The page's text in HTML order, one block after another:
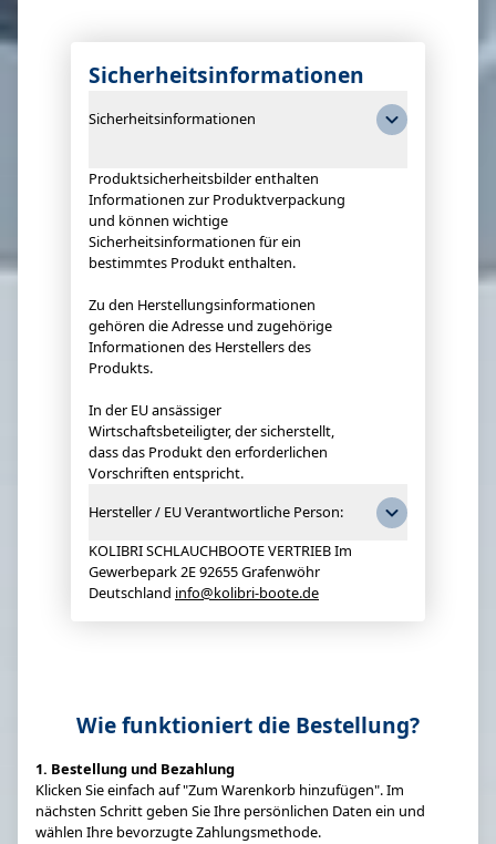
Sicherheitsinformationen
Sicherheitsinformationen
Produktsicherheitsbilder enthalten
Informationen zur Produktverpackung
und können wichtige
Sicherheitsinformationen für ein
bestimmtes Produkt enthalten.
Zu den Herstellungsinformationen
gehören die Adresse und zugehörige
Informationen des Herstellers des
Produkts.
In der EU ansässiger
Wirtschaftsbeteiligter, der sicherstellt,
dass das Produkt den erforderlichen
Vorschriften entspricht.
Hersteller / EU Verantwortliche Person:
KOLIBRI SCHLAUCHBOOTE VERTRIEB Im
Gewerbepark 2E 92655 Grafenwöhr
Deutschland info@kolibri-boote.de
Wie funktioniert die Bestellung?
1. Bestellung und Bezahlung
Klicken Sie einfach auf "Zum Warenkorb hinzufügen". Im
nächsten Schritt geben Sie Ihre persönlichen Daten ein und
wählen Ihre bevorzugte Zahlungsmethode.